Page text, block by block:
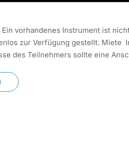
vorhandenes Instrument ist
zur Verfügung gestellt. Miete
des Teilnehmers sollte eine